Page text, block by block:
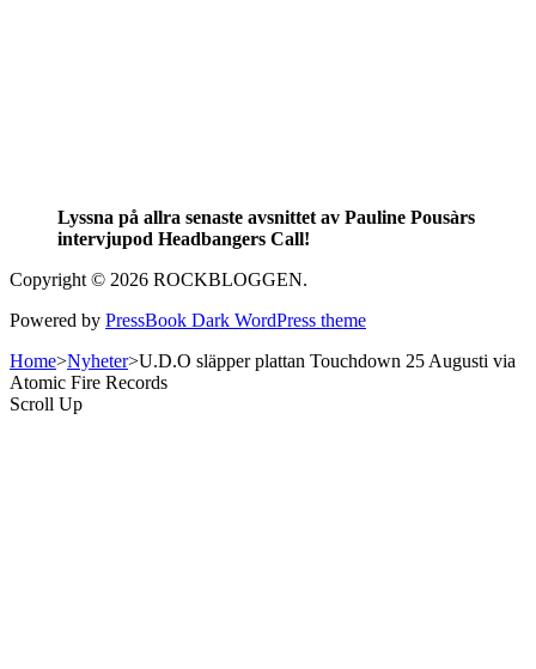
Lyssna på allra senaste avsnittet av Pauline Pousàrs
intervjupod Headbangers Call!
Copyright © 2026 ROCKBLOGGEN.
Powered by PressBook Dark WordPress theme
Home>Nyheter>U.D.O släpper plattan Touchdown 25 Augusti via
Atomic Fire Records
Scroll Up